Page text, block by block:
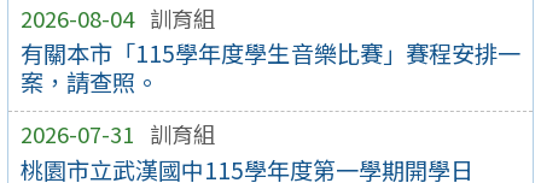
2026-08-04 訓育組
有關本市「115學年度學生音樂比賽」賽程安排一
案，請查照。
2026-07-31 訓育組
桃園市立武漢國中115學年度第一學期開學日